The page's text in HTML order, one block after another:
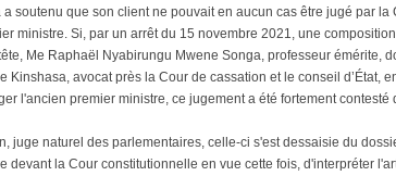
a soutenu que son client ne pouvait en aucun cas être jugé par
ministre. Si, par un arrêt du 15 novembre 2021, une
Me Raphaël Nyabirungu Mwene Songa, professeur émérite,
Kinshasa, avocat près la Cour de cassation et le conseil d’État,
l'ancien premier ministre, ce jugement a été fortement
juge naturel des parlementaires, celle-ci s'est dessaisie du
devant la Cour constitutionnelle en vue cette fois, d'interpréter